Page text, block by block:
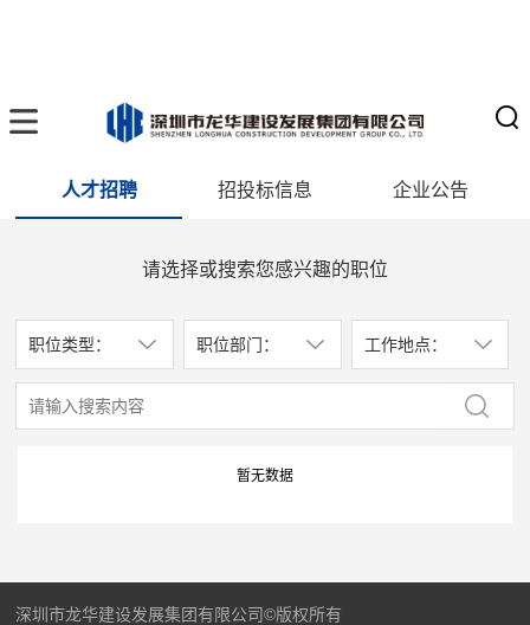
人才招聘 招投标信息 企业公告
请选择或搜索您感兴趣的职位
职位类型： 职位部门： 工作地点：
暂无数据
深圳市龙华建设发展集团有限公司©版权所有